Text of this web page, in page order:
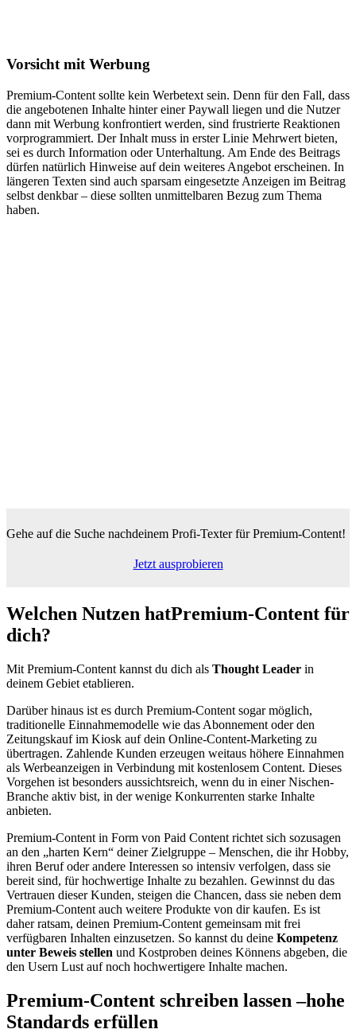
Vorsicht mit Werbung
Premium-Content sollte kein Werbetext sein. Denn für den Fall, dass
die angebotenen Inhalte hinter einer Paywall liegen und die Nutzer
dann mit Werbung konfrontiert werden, sind frustrierte Reaktionen
vorprogrammiert. Der Inhalt muss in erster Linie Mehrwert bieten,
sei es durch Information oder Unterhaltung. Am Ende des Beitrags
dürfen natürlich Hinweise auf dein weiteres Angebot erscheinen. In
längeren Texten sind auch sparsam eingesetzte Anzeigen im Beitrag
selbst denkbar – diese sollten unmittelbaren Bezug zum Thema
haben.
Gehe auf die Suche nachdeinem Profi-Texter für Premium-Content!
Jetzt ausprobieren
Welchen Nutzen hatPremium-Content für
dich?
Mit Premium-Content kannst du dich als Thought Leader in
deinem Gebiet etablieren.
Darüber hinaus ist es durch Premium-Content sogar möglich,
traditionelle Einnahmemodelle wie das Abonnement oder den
Zeitungskauf im Kiosk auf dein Online-Content-Marketing zu
übertragen. Zahlende Kunden erzeugen weitaus höhere Einnahmen
als Werbeanzeigen in Verbindung mit kostenlosem Content. Dieses
Vorgehen ist besonders aussichtsreich, wenn du in einer Nischen-
Branche aktiv bist, in der wenige Konkurrenten starke Inhalte
anbieten.
Premium-Content in Form von Paid Content richtet sich sozusagen
an den „harten Kern“ deiner Zielgruppe – Menschen, die ihr Hobby,
ihren Beruf oder andere Interessen so intensiv verfolgen, dass sie
bereit sind, für hochwertige Inhalte zu bezahlen. Gewinnst du das
Vertrauen dieser Kunden, steigen die Chancen, dass sie neben dem
Premium-Content auch weitere Produkte von dir kaufen. Es ist
daher ratsam, deinen Premium-Content gemeinsam mit frei
verfügbaren Inhalten einzusetzen. So kannst du deine Kompetenz
unter Beweis stellen und Kostproben deines Könnens abgeben, die
den Usern Lust auf noch hochwertigere Inhalte machen.
Premium-Content schreiben lassen –hohe
Standards erfüllen